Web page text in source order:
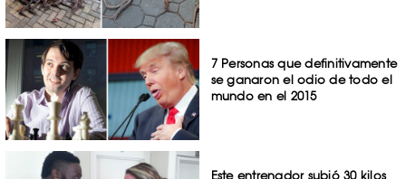
7 Personas que definitivamente
se ganaron el odio de todo el
mundo en el 2015
Este entrenador subió 30 kilos